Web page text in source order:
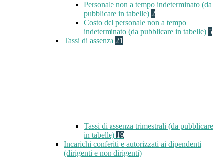
Personale non a tempo indeterminato (da
pubblicare in tabelle) 2
Costo del personale non a tempo
indeterminato (da pubblicare in tabelle) 5
Tassi di assenza 21
Tassi di assenza trimestrali (da pubblicare
in tabelle) 19
Incarichi conferiti e autorizzati ai dipendenti
(dirigenti e non dirigenti)